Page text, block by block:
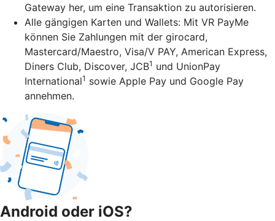
Gateway her, um eine Transaktion zu autorisieren.
Alle gängigen Karten und Wallets: Mit VR PayMe
können Sie Zahlungen mit der girocard,
Mastercard/Maestro, Visa/V PAY, American Express,
Diners Club, Discover, JCB1 und UnionPay
International1 sowie Apple Pay und Google Pay
annehmen.
Android oder iOS?